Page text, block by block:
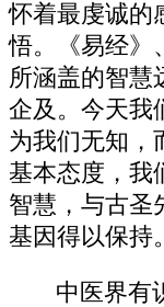
怀着最虔诚的
悟。《易经》
所涵盖的智慧
企及。今天我
为我们无知，
基本态度，我
智慧，与古圣
基因得以保持。
中医界有